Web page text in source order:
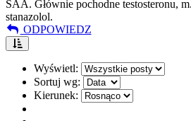
SAA. Głównie pochodne testosteronu,
stanazolol.
ODPOWIEDZ
Wyświetl:
Sortuj wg:
Kierunek: